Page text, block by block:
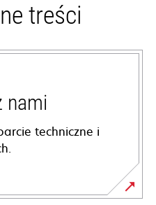
treści
nami
techniczne i